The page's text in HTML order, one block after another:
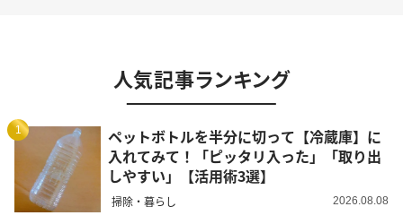
人気記事ランキング
1
ペットボトルを半分に切って【冷蔵庫】に
入れてみて！「ピッタリ入った」「取り出
しやすい」【活用術3選】
掃除・暮らし 2026.08.08